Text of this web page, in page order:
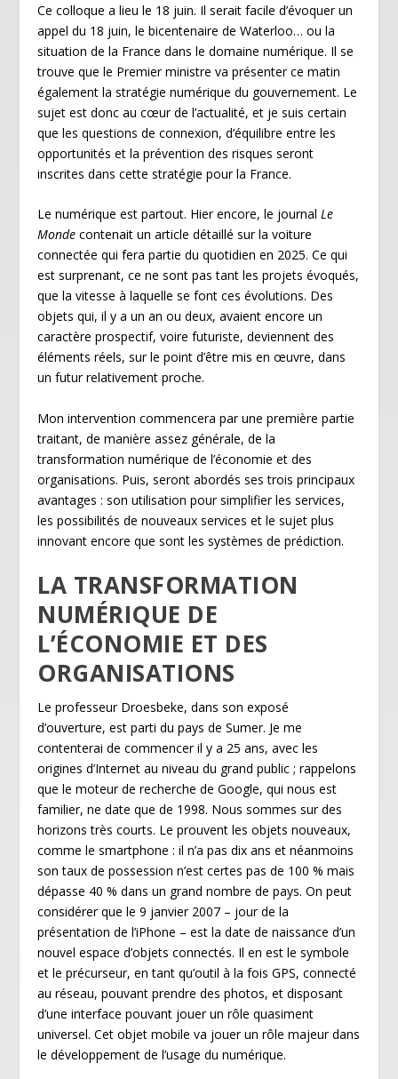
Ce colloque a lieu le 18 juin. Il serait facile d’évoquer un
appel du 18 juin, le bicentenaire de Waterloo… ou la
situation de la France dans le domaine numérique. Il se
trouve que le Premier ministre va présenter ce matin
également la stratégie numérique du gouvernement. Le
sujet est donc au cœur de l’actualité, et je suis certain
que les questions de connexion, d’équilibre entre les
opportunités et la prévention des risques seront
inscrites dans cette stratégie pour la France.
Le numérique est partout. Hier encore, le journalLe
Monde contenait un article détaillé sur la voiture
connectée qui fera partie du quotidien en 2025. Ce qui
est surprenant, ce ne sont pas tant les projets évoqués,
que la vitesse à laquelle se font ces évolutions. Des
objets qui, il y a un an ou deux, avaient encore un
caractère prospectif, voire futuriste, deviennent des
éléments réels, sur le point d’être mis en œuvre, dans
un futur relativement proche.
Mon intervention commencera par une première partie
traitant, de manière assez générale, de la
transformation numérique de l’économie et des
organisations. Puis, seront abordés ses trois principaux
avantages : son utilisation pour simplifier les services,
les possibilités de nouveaux services et le sujet plus
innovant encore que sont les systèmes de prédiction.
LA TRANSFORMATION
NUMÉRIQUE DE
L’ÉCONOMIE ET DES
ORGANISATIONS
Le professeur Droesbeke, dans son exposé
d’ouverture, est parti du pays de Sumer. Je me
contenterai de commencer il y a 25 ans, avec les
origines d’Internet au niveau du grand public ; rappelons
que le moteur de recherche de Google, qui nous est
familier, ne date que de 1998. Nous sommes sur des
horizons très courts. Le prouvent les objets nouveaux,
comme le smartphone : il n’a pas dix ans et néanmoins
son taux de possession n’est certes pas de 100 % mais
dépasse 40 % dans un grand nombre de pays. On peut
considérer que le 9 janvier 2007 – jour de la
présentation de l’iPhone – est la date de naissance d’un
nouvel espace d’objets connectés. Il en est le symbole
et le précurseur, en tant qu’outil à la fois GPS, connecté
au réseau, pouvant prendre des photos, et disposant
d’une interface pouvant jouer un rôle quasiment
universel. Cet objet mobile va jouer un rôle majeur dans
le développement de l’usage du numérique.